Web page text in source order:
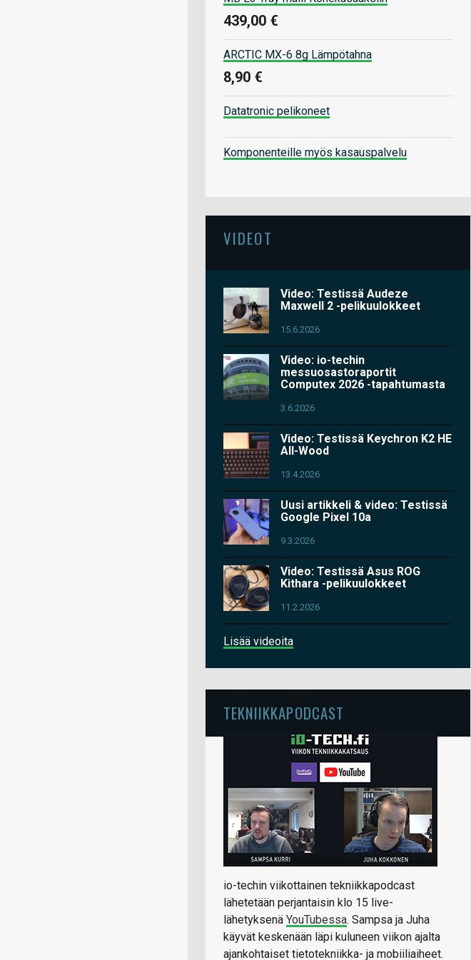
439,00 €
ARCTIC MX-6 8g Lämpötahna
8,90 €
Datatronic pelikoneet
Komponenteille myös kasauspalvelu
VIDEOT
Video: Testissä Audeze
Maxwell 2 -pelikuulokkeet
15.6.2026
Video: io-techin
messuosastoraportit
Computex 2026 -tapahtumasta
3.6.2026
Video: Testissä Keychron K2 HE
All-Wood
13.4.2026
Uusi artikkeli & video: Testissä
Google Pixel 10a
9.3.2026
Video: Testissä Asus ROG
Kithara -pelikuulokkeet
11.2.2026
Lisää videoita
TEKNIIKKAPODCAST
io-techin viikottainen tekniikkapodcast
lähetetään perjantaisin klo 15 live-
lähetyksenä YouTubessa. Sampsa ja Juha
käyvät keskenään läpi kuluneen viikon ajalta
ajankohtaiset tietotekniikka- ja mobiiliaiheet.